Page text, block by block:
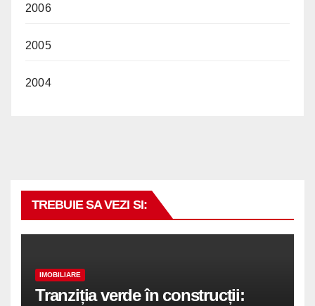
2006
2005
2004
TREBUIE SA VEZI SI:
IMOBILIARE
Tranziția verde în construcții: